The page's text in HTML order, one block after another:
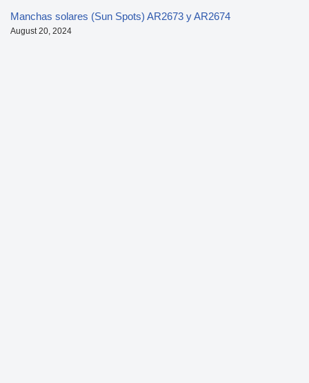
Manchas solares (Sun Spots) AR2673 y AR2674
August 20, 2024